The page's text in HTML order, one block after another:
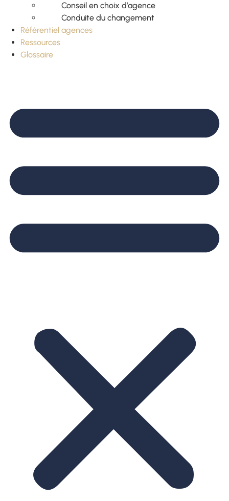
Conseil en choix d’agence
Conduite du changement
Référentiel agences
Ressources
Glossaire